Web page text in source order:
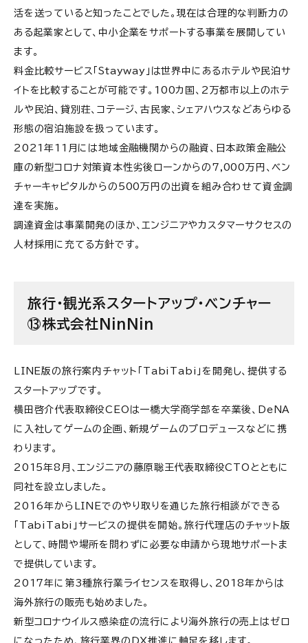
活を送っていると知ったことでした。現在は合理的な判断力の
ある起業家として、中小企業をサポートする事業を展開してい
ます。
料金比較サービス「Stayway」は世界中にあるホテルや民泊サ
イトを比較することが可能です。100カ国、2万都市以上のホテ
ルや民泊、貸別荘、コテージ、古民家、シェアハウスなどあらゆる
形態の宿泊施設を扱っています。
2021年11月には地域金融機関からの融資、日本政策金融公
庫の新型コロナ対策資本性劣後ローンからの7,000万円、ベン
チャーキャピタルからの500万円の出資を組み合わせて資金調
達を実施。
調達資金は事業開発のほか、エンジニアやカスタマーサクセスの
人材採用に充てる方針です。
旅行・観光系スタートアップ・ベンチャー
⑬株式会社NinNin
LINE版の旅行案内チャット「TabiTabi」を開発し、提供する
スタートアップです。
横田啓介代表取締役CEOは一橋大学商学部を卒業後、DeNA
に入社してゲームの企画、新規ゲームのプロデュースなどに携
わります。
2015年8月、エンジニアの藤原聡王代表取締役CTOとともに
同社を設立しました。
2016年からLINEでのやり取りを通じた旅行相談ができる
「TabiTabi」サービスの提供を開始。旅行代理店のチャット版
として、時間や場所を問わずに必要な申請から現地サポートま
で提供しています。
2017年に第3種旅行業ライセンスを取得し、2018年からは
海外旅行の販売も始めました。
新型コロナウイルス感染症の流行により海外旅行の売上はゼロ